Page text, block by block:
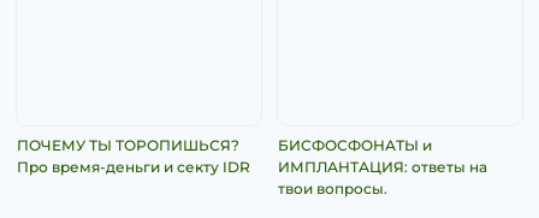
ПОЧЕМУ ТЫ ТОРОПИШЬСЯ?
Про время-деньги и секту IDR
БИСФОСФОНАТЫ и
ИМПЛАНТАЦИЯ: ответы на
твои вопросы.